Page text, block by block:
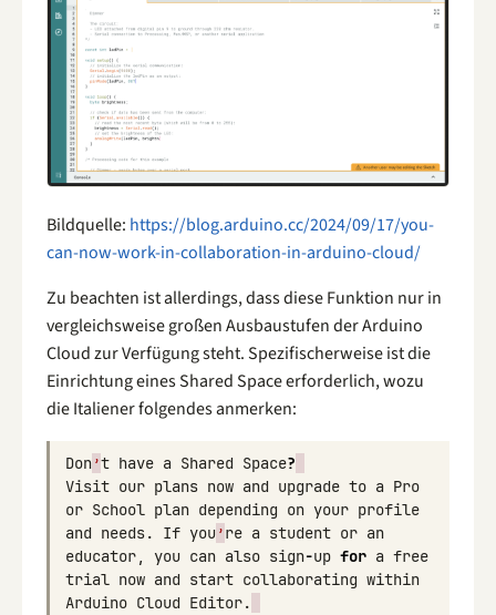
Bildquelle: https://blog.arduino.cc/2024/09/17/you-
can-now-work-in-collaboration-in-arduino-cloud/
Zu beachten ist allerdings, dass diese Funktion nur in
vergleichsweise großen Ausbaustufen der Arduino
Cloud zur Verfügung steht. Spezifischerweise ist die
Einrichtung eines Shared Space erforderlich, wozu
die Italiener folgendes anmerken:
Don’t have a Shared Space?
Visit our plans now and upgrade to a Pro
or School plan depending on your profile
and needs. If you’re a student or an
educator, you can also sign-up for a free
trial now and start collaborating within
Arduino Cloud Editor.